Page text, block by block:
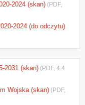
2024 (skan) (PDF,
2024 (do odczytu)
2031 (skan) (PDF, 4.4
Wojska (skan) (PDF,